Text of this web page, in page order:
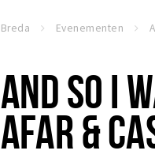
Breda Evenementen
AND SO I
AFAR &